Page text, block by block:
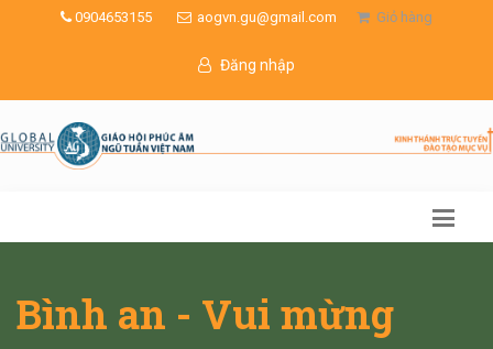
0904653155 aogvn.gu@gmail.com Giỏ hàng
Đăng nhập
Bình an - Vui mừng